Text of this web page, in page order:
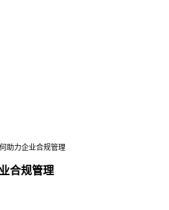
助力企业合规管理
合规管理